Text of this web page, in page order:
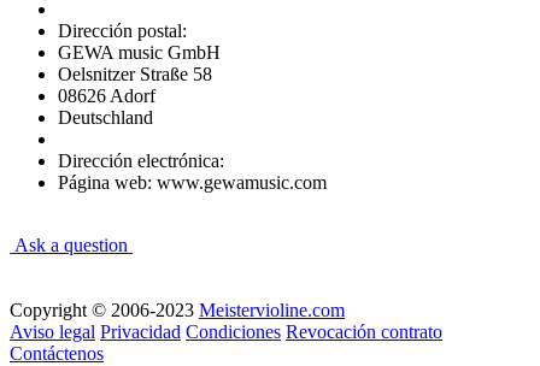
Dirección postal:
GEWA music GmbH
Oelsnitzer Straße 58
08626 Adorf
Deutschland
Dirección electrónica:
Página web: www.gewamusic.com
Ask a question
Copyright © 2006-2023 Meistervioline.com
Aviso legal Privacidad Condiciones Revocación contrato
Contáctenos